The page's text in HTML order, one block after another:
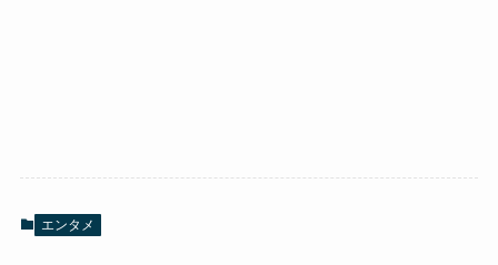
エンタメ